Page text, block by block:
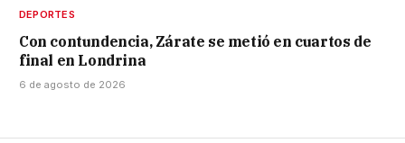
DEPORTES
Con contundencia, Zárate se metió en cuartos de
final en Londrina
6 de agosto de 2026